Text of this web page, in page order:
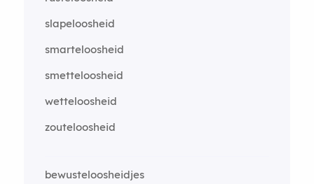
slapeloosheid
smarteloosheid
smetteloosheid
wetteloosheid
zouteloosheid
bewusteloosheidjes